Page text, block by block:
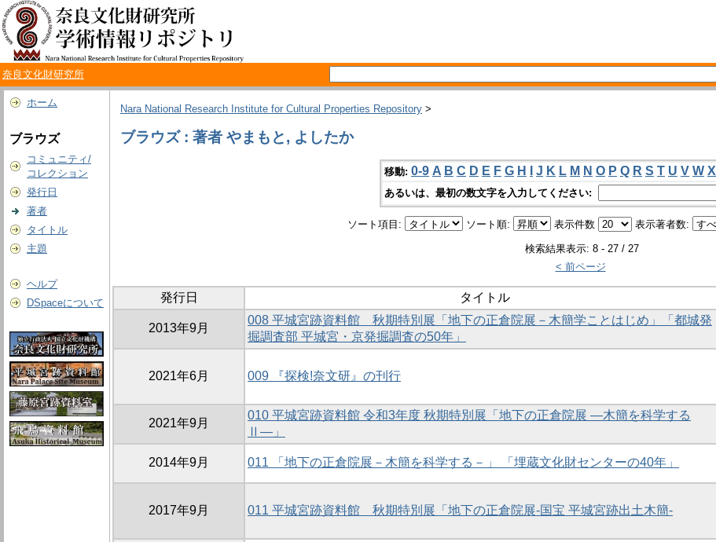
奈良文化財研究所
ホーム
ブラウズ
コミュニティ/
コレクション
発行日
著者
タイトル
主題
ヘルプ
DSpaceについて
Nara National Research Institute for Cultural Properties Repository >
ブラウズ : 著者 やまもと, よしたか
移動: 0-9 A B C D E F G H J K L M N O P Q R S T U V W X
あるいは、最初の数文字を入力してください:
ソート項目: ソート順: 表示件数 表示著者数:
検索結果表示: 8 - 27 / 27
< 前ページ
発行日 タイトル
2013年9月
008 平城宮跡資料館 秋期特別展「地下の正倉院展－木簡学ことはじめ」「都城発
掘調査部 平城宮・京発掘調査の50年」
2021年6月 009 『探検!奈文研』の刊行
2021年9月
010 平城宮跡資料館 令和3年度 秋期特別展「地下の正倉院展 ―木簡を科学する
Ⅱ―」
2014年9月 011 「地下の正倉院展－木簡を科学する－」 「埋蔵文化財センターの40年」
2017年9月 011 平城宮跡資料館 秋期特別展「地下の正倉院展-国宝 平城宮跡出土木簡-